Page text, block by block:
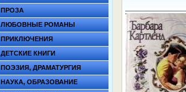
ПРОЗА
ЛЮБОВНЫЕ РОМАНЫ
ПРИКЛЮЧЕНИЯ
ДЕТСКИЕ КНИГИ
ПОЭЗИЯ, ДРАМАТУРГИЯ
НАУКА, ОБРАЗОВАНИЕ